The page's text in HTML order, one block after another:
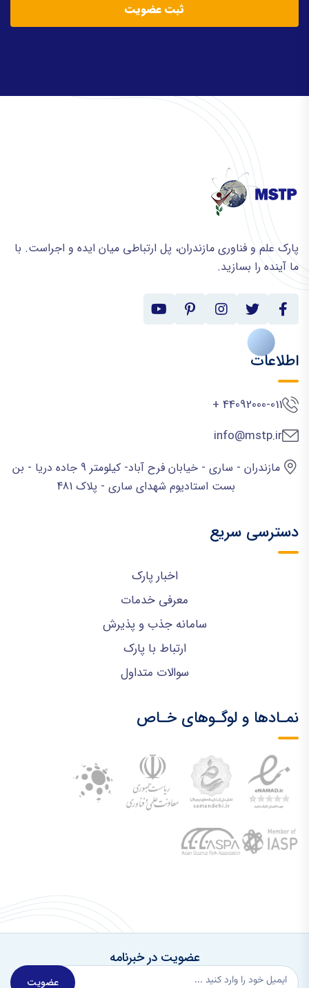
ثبت عضویت
پارک علم و فناوری مازندران، پل ارتباطی میان ایده و اجراست. با
ما آینده را بسازید.
اطلاعات
44092000-011 +
info@mstp.ir
مازندران - ساری - خیابان فرح آباد- کیلومتر 9 جاده دریا - بن
بست استادیوم شهدای ساری - پلاک 481
دسترسی سریع
اخبار پارک
معرفی خدمات
سامانه جذب و پذیرش
ارتباط با پارک
سوالات متداول
نمـادها و لوگـوهای خـاص
عضویت در خبرنامه
عضویت